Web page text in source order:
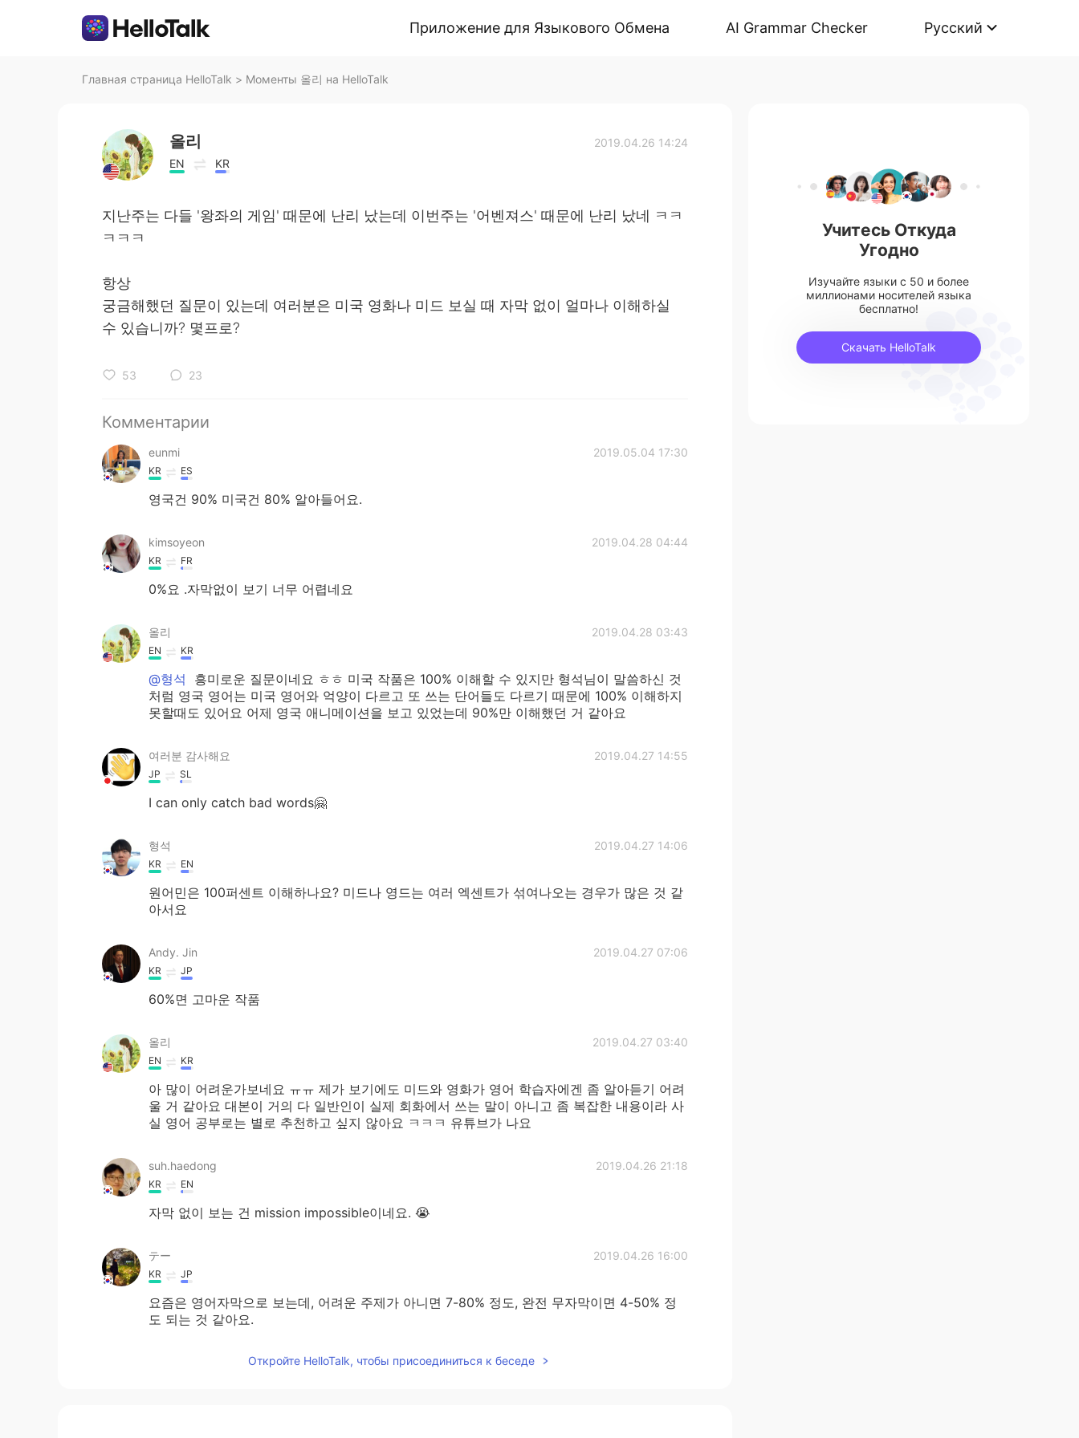
Приложение для Языкового Обмена AI Grammar Checker Русский
Главная страница HelloTalk > Моменты 올리 на HelloTalk
올리
EN KR
2019.04.26 14:24
지난주는 다들 '왕좌의 게임' 때문에 난리 났는데 이번주는 '어벤져스' 때문에 난리 났네 ㅋㅋ
ㅋㅋㅋ
항상
궁금해했던 질문이 있는데 여러분은 미국 영화나 미드 보실 때 자막 없이 얼마나 이해하실
수 있습니까? 몇프로?
53 23
Комментарии
eunmi 2019.05.04 17:30
KR ES
영국건 90% 미국건 80% 알아들어요.
kimsoyeon 2019.04.28 04:44
KR FR
0%요 .자막없이 보기 너무 어렵네요
올리 2019.04.28 03:43
EN KR
@형석
흥미로운 질문이네요 ㅎㅎ 미국 작품은 100% 이해할 수 있지만 형석님이 말씀하신 것
처럼 영국 영어는 미국 영어와 억양이 다르고 또 쓰는 단어들도 다르기 때문에 100% 이해하지
못할때도 있어요 어제 영국 애니메이션을 보고 있었는데 90%만 이해했던 거 같아요
여러분 감사해요 2019.04.27 14:55
JP SL
I can only catch bad words🤗
형석 2019.04.27 14:06
KR EN
원어민은 100퍼센트 이해하나요? 미드나 영드는 여러 엑센트가 섞여나오는 경우가 많은 것 같
아서요
Andy. Jin 2019.04.27 07:06
KR JP
60%면 고마운 작품
올리 2019.04.27 03:40
EN KR
아 많이 어려운가보네요 ㅠㅠ 제가 보기에도 미드와 영화가 영어 학습자에겐 좀 알아듣기 어려
울 거 같아요 대본이 거의 다 일반인이 실제 회화에서 쓰는 말이 아니고 좀 복잡한 내용이라 사
실 영어 공부로는 별로 추천하고 싶지 않아요 ㅋㅋㅋ 유튜브가 나요
suh.haedong 2019.04.26 21:18
KR EN
자막 없이 보는 건 mission impossible이네요. 😭
テー 2019.04.26 16:00
KR JP
요즘은 영어자막으로 보는데, 어려운 주제가 아니면 7-80% 정도, 완전 무자막이면 4-50% 정
도 되는 것 같아요.
Откройте HelloTalk, чтобы присоединиться к беседе
Учитесь Откуда
Угодно
Изучайте языки с 50 и более
миллионами носителей языка
бесплатно!
Скачать HelloTalk